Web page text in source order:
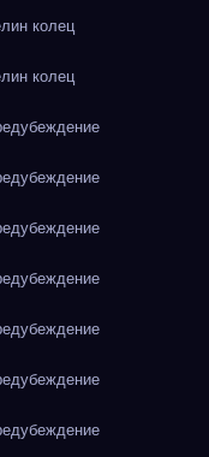
колец
колец